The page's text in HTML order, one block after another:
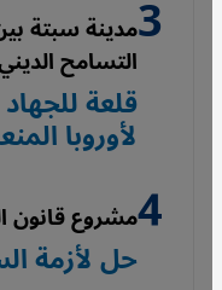
مدينة سبتة
التسامح
قلعة
لأوروبا
مشروع قانون
حل لأزمة